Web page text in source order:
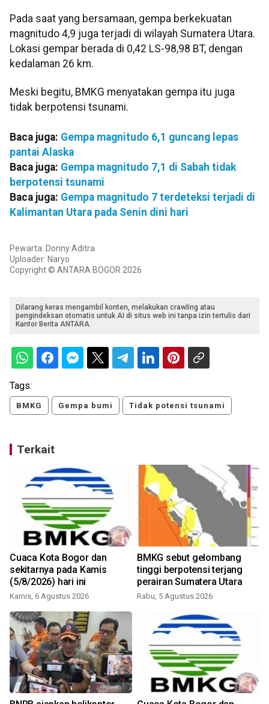
Pada saat yang bersamaan, gempa berkekuatan
magnitudo 4,9 juga terjadi di wilayah Sumatera Utara.
Lokasi gempar berada di 0,42 LS-98,98 BT, dengan
kedalaman 26 km.
Meski begitu, BMKG menyatakan gempa itu juga
tidak berpotensi tsunami.
Baca juga: Gempa magnitudo 6,1 guncang lepas
pantai Alaska
Baca juga: Gempa magnitudo 7,1 di Sabah tidak
berpotensi tsunami
Baca juga: Gempa magnitudo 7 terdeteksi terjadi di
Kalimantan Utara pada Senin dini hari
Pewarta: Donny Aditra
Uploader: Naryo
Copyright © ANTARA BOGOR 2026
Dilarang keras mengambil konten, melakukan crawling atau
pengindeksan otomatis untuk AI di situs web ini tanpa izin tertulis dari
Kantor Berita ANTARA.
Tags:
BMKG Gempa bumi Tidak potensi tsunami
Terkait
Cuaca Kota Bogor dan
sekitarnya pada Kamis
(5/8/2026) hari ini
Kamis, 6 Agustus 2026
BMKG sebut gelombang
tinggi berpotensi terjang
perairan Sumatera Utara
Rabu, 5 Agustus 2026